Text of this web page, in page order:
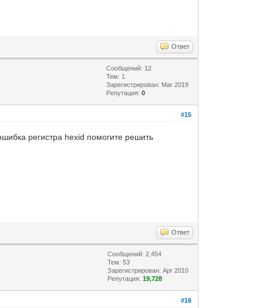
Ответ
Сообщений: 12
Тем: 1
Зарегистрирован: Mar 2019
Репутация:0
#15
регистра hexid помогите решить
Ответ
Сообщений: 2,454
Тем: 53
Зарегистрирован: Apr 2010
Репутация:19,728
#16